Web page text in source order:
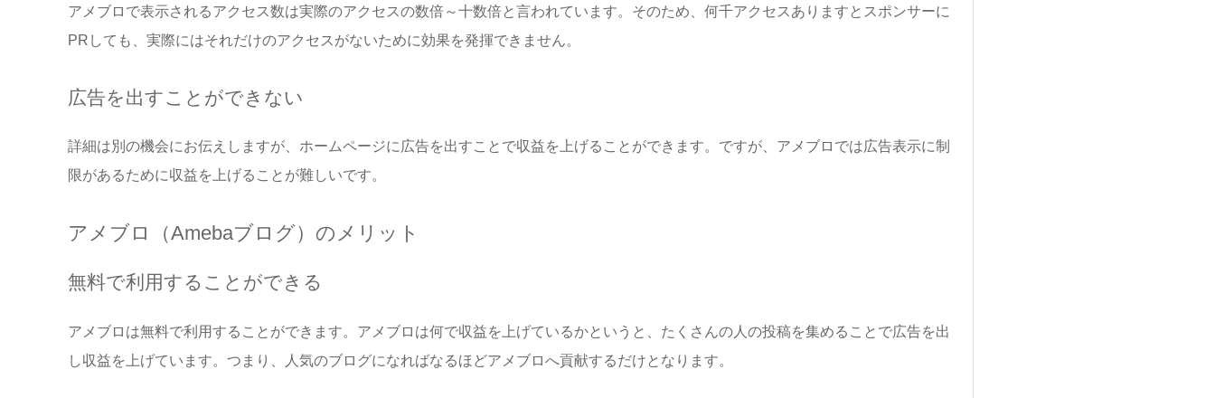
アメブロで表示されるアクセス数は実際のアクセスの数倍～十数倍と言われています。そのため、何千アクセスありますとスポンサーに
PRしても、実際にはそれだけのアクセスがないために効果を発揮できません。
広告を出すことができない
詳細は別の機会にお伝えしますが、ホームページに広告を出すことで収益を上げることができます。ですが、アメブロでは広告表示に制
限があるために収益を上げることが難しいです。
アメブロ（Amebaブログ）のメリット
無料で利用することができる
アメブロは無料で利用することができます。アメブロは何で収益を上げているかというと、たくさんの人の投稿を集めることで広告を出
し収益を上げています。つまり、人気のブログになればなるほどアメブロへ貢献するだけとなります。